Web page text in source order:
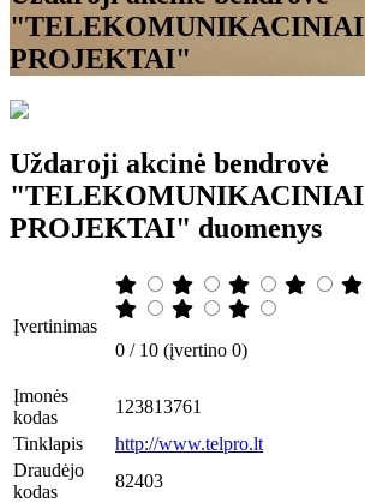
"TELEKOMUNIKACINIAI
PROJEKTAI"
Uždaroji akcinė bendrovė
"TELEKOMUNIKACINIAI
PROJEKTAI" duomenys
Įvertinimas
0 / 10 (įvertino 0)
Įmonės
kodas
123813761
Tinklapis
http://www.telpro.lt
Draudėjo
kodas
82403